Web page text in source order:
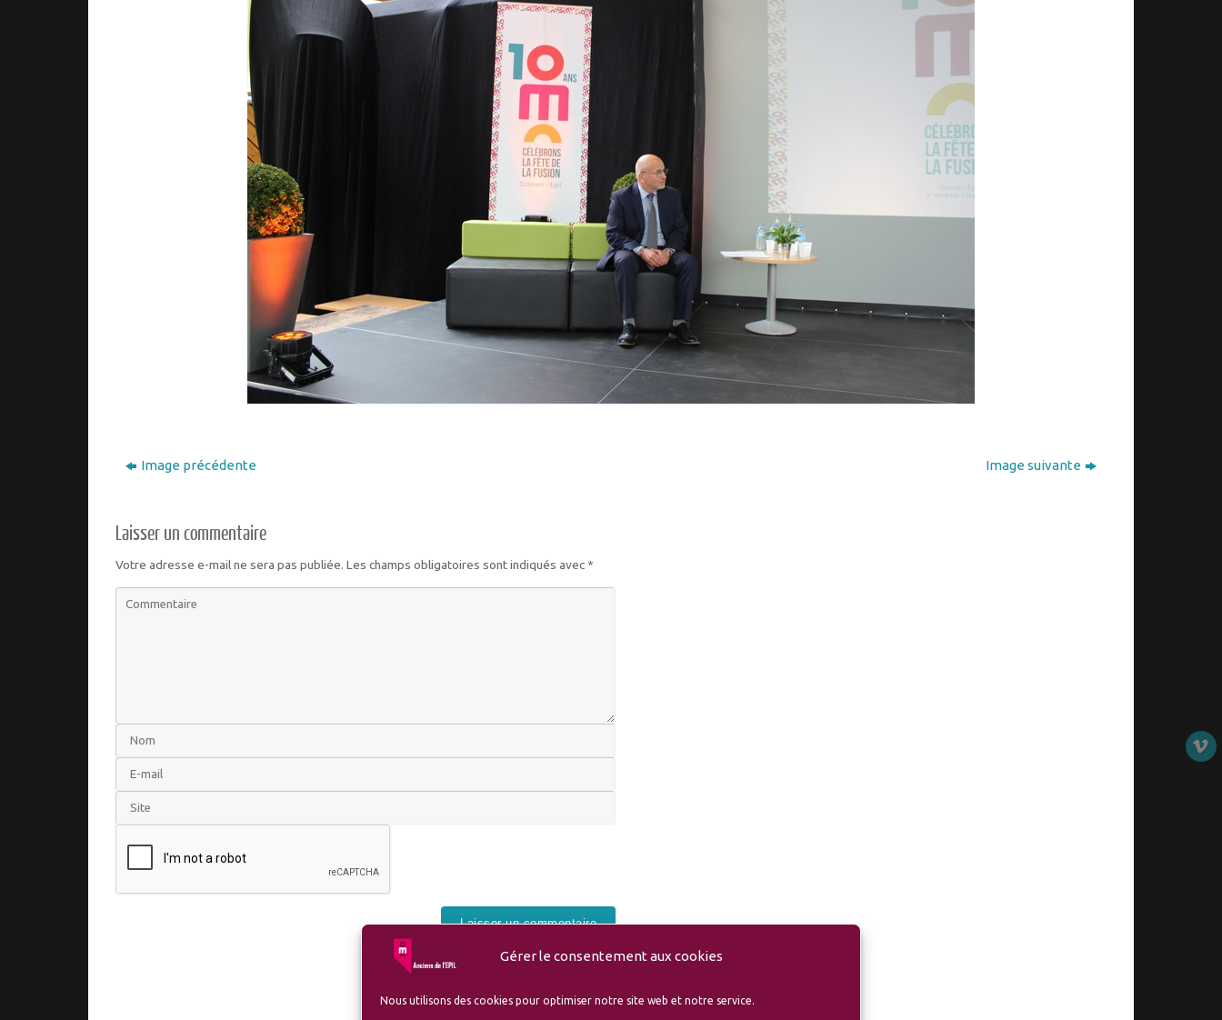
Gérer le consentement aux cookies
Nous utilisons des cookies pour optimiser notre site web et notre service.
Image précédente Image suivante
Laisser un commentaire
Votre adresse e-mail ne sera pas publiée. Les champs obligatoires sont indiqués avec *